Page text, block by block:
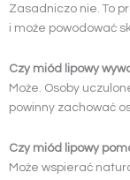
Zasadniczo nie. To
i może powodować
Czy miód lipowy
Może. Osoby
powinny zachować
Czy miód lipowy
Może wspierać